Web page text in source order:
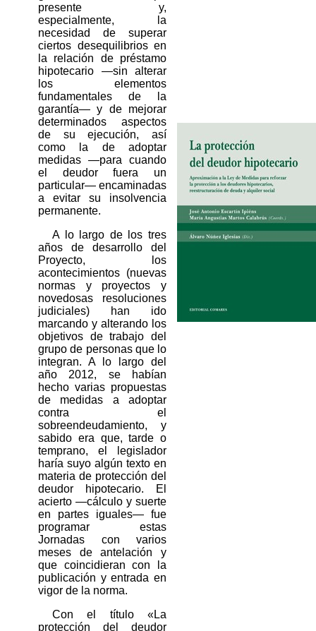
presente y,
especialmente, la
necesidad de superar
ciertos desequilibrios en
la relación de préstamo
hipotecario ―sin alterar
los elementos
fundamentales de la
garantía― y de mejorar
determinados aspectos
de su ejecución, así
como la de adoptar
medidas ―para cuando
el deudor fuera un
particular― encaminadas
a evitar su insolvencia
permanente.
A lo largo de los tres
años de desarrollo del
Proyecto, los
acontecimientos (nuevas
normas y proyectos y
novedosas resoluciones
judiciales) han ido
marcando y alterando los
objetivos de trabajo del
grupo de personas que lo
integran. A lo largo del
año 2012, se habían
hecho varias propuestas
de medidas a adoptar
contra el
sobreendeudamiento, y
sabido era que, tarde o
temprano, el legislador
haría suyo algún texto en
materia de protección del
deudor hipotecario. El
acierto ―cálculo y suerte
en partes iguales― fue
programar estas
Jornadas con varios
meses de antelación y
que coincidieran con la
publicación y entrada en
vigor de la norma.
Con el título «La
protección del deudor